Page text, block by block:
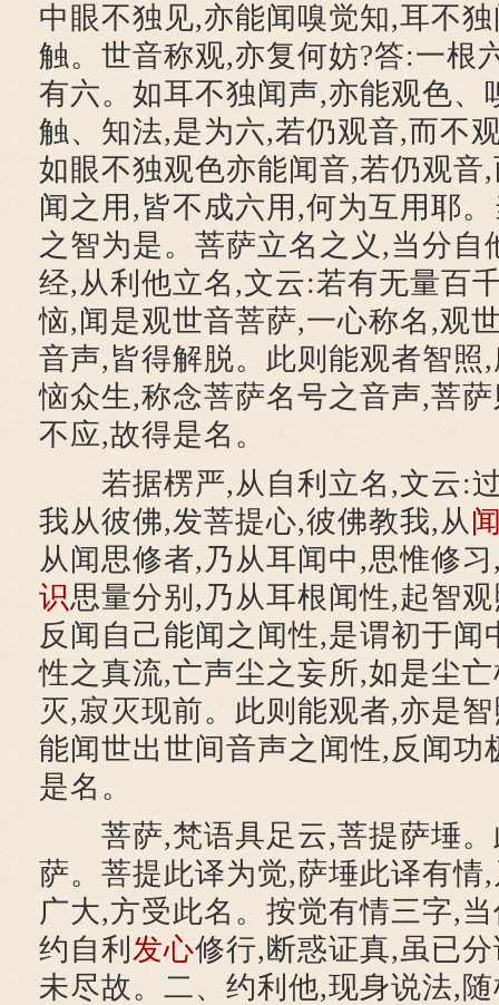
中眼不独见,亦能闻嗅觉知,耳不
触。世音称观,亦复何妨?答:一根
有六。如耳不独闻声,亦能观色、
触、知法,是为六,若仍观音,而不
如眼不独观色亦能闻音,若仍观音
闻之用,皆不成六用,何为互用耶
之智为是。菩萨立名之义,当分自
经,从利他立名,文云:若有无量百
恼,闻是观世音菩萨,一心称名,观
音声,皆得解脱。此则能观者智照
恼众生,称念菩萨名号之音声,菩
不应,故得是名。
若据楞严,从自利立名,文云:过
我从彼佛,发菩提心,彼佛教我,从
从闻思修者,乃从耳闻中,思惟修
识思量分别,乃从耳根闻性,起智
反闻自己能闻之闻性,是谓初于闻
性之真流,亡声尘之妄所,如是尘
灭,寂灭现前。此则能观者,亦是
能闻世出世间音声之闻性,反闻功
是名。
菩萨,梵语具足云,菩提萨埵。
萨。菩提此译为觉,萨埵此译有情
广大,方受此名。按觉有情三字,
约自利 发心修行,断惑证真,虽已
未尽故。二、约利他,现身说法,